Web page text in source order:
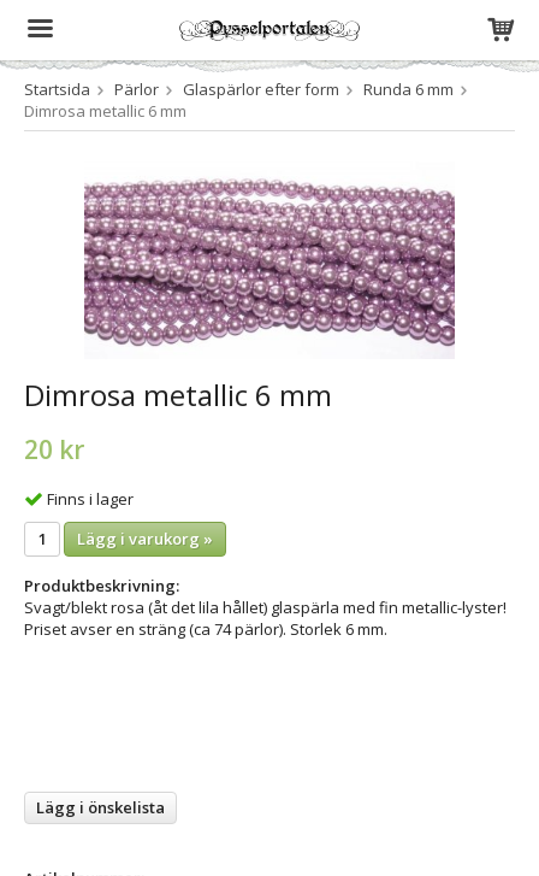
Produkten har blivit tillagd i varukorgen
Startsida Pärlor Glaspärlor efter form
Runda 6 mm
Dimrosa metallic 6 mm
Dimrosa metallic 6 mm
20 kr
Finns i lager
Lägg i varukorg »
Produktbeskrivning:
Svagt/blekt rosa (åt det lila hållet) glaspärla med fin metallic-lyster!
Priset avser en sträng (ca 74 pärlor). Storlek 6 mm.
Lägg i önskelista